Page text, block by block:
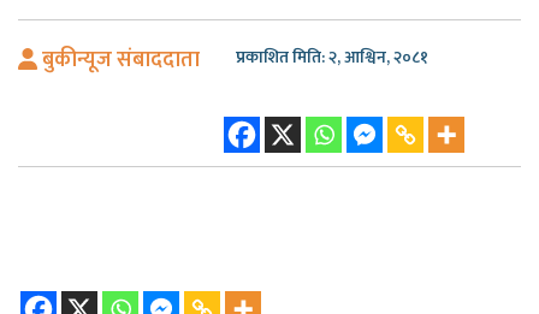
बुकीन्यूज संबाददाता प्रकाशित मिति: २, आश्विन, २०८१